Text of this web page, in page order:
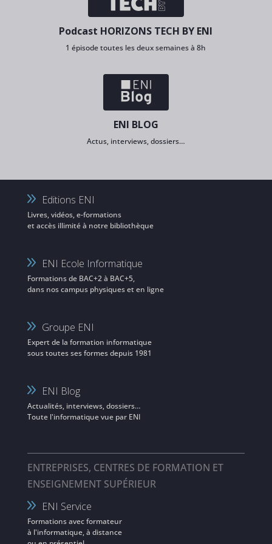
Podcast HORIZONS TECH BY ENI
1 épisode toutes les deux semaines à 8h
ENI BLOG
Actus, interviews, dossiers…
Editions ENI
Livres, vidéos, e-formations
et accès illimité à notre bibliothèque
ENI Ecole Informatique
Formations de BAC+2 à BAC+5,
dans nos campus physiques et en ligne
Groupe ENI
Expert de la formation informatique
sous toutes ses formes depuis 1981
ENI Blog
Actualités, interviews, dossiers…
Toute l'informatique vue par ENI
ENTREPRISES, CENTRES DE FORMATION ET
ENSEIGNEMENT SUPÉRIEUR
ENI Service
Formations avec formateur
à l'informatique, à distance